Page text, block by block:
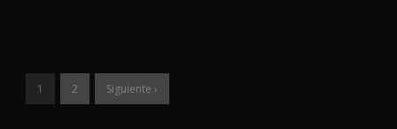
1 2 Siguiente ›